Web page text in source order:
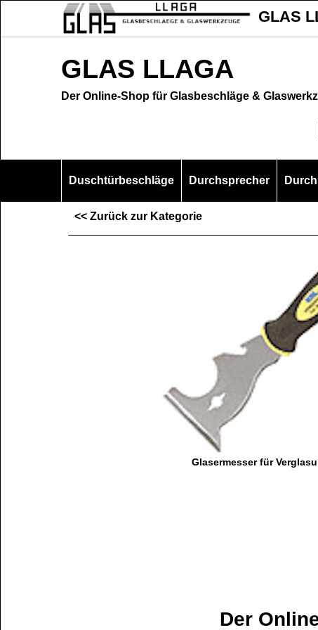
GLAS
GLAS LLAGA
Der Online-Shop für Glasbeschläge &
Duschtürbeschläge Durchsprecher
<< Zurück zur Kategorie
Glasermesser für
Der